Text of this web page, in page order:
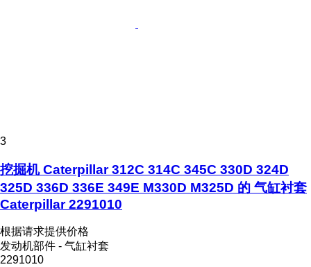
3
挖掘机 Caterpillar 312C 314C 345C 330D 324D
325D 336D 336E 349E M330D M325D 的 气缸衬套
Caterpillar 2291010
根据请求提供价格
发动机部件 - 气缸衬套
2291010